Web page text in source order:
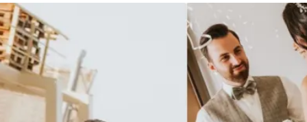
Bakım Aksesuar
Sağlık Haberleri Blogroll
Spor Malzemeleri Hediyelik Eşya